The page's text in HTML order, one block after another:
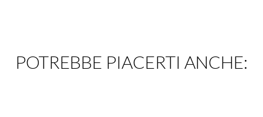
POTREBBE PIACERTI ANCHE: